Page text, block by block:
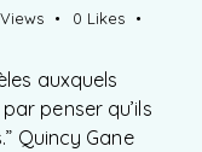
Views 0 Likes
auxquels
penser qu’ils
Quincy Gane